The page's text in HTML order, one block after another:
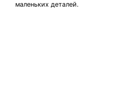
маленьких деталей.